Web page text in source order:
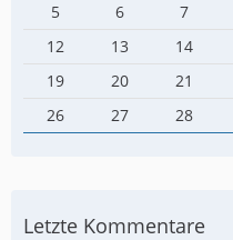
5
6 7
12
13 14
19
20 21
26
27 28
Letzte Kommentare